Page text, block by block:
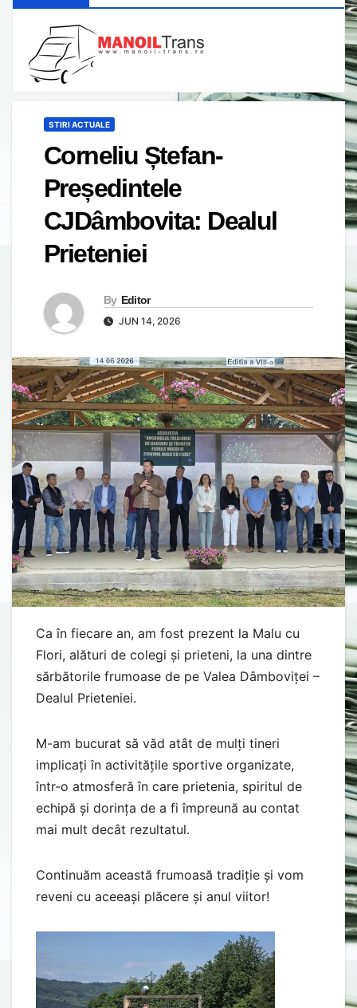
STIRI ACTUALE
Corneliu Ștefan-
Președintele
CJDâmbovita: Dealul
Prieteniei
By Editor
JUN 14, 2026
Ca în fiecare an, am fost prezent la Malu cu
Flori, alături de colegi și prieteni, la una dintre
sărbătorile frumoase de pe Valea Dâmboviței –
Dealul Prieteniei.
M-am bucurat să văd atât de mulți tineri
implicați în activitățile sportive organizate,
într-o atmosferă în care prietenia, spiritul de
echipă și dorința de a fi împreună au contat
mai mult decât rezultatul.
Continuăm această frumoasă tradiție și vom
reveni cu aceeași plăcere și anul viitor!